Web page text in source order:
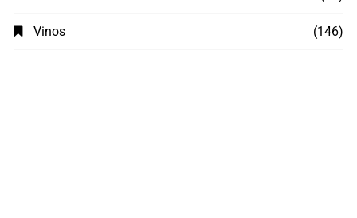
Vinos (146)